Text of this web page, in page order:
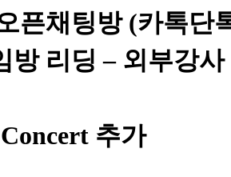
픈채팅방 (카톡단
방 리딩– 외부강
추가